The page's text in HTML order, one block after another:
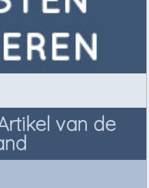
van de